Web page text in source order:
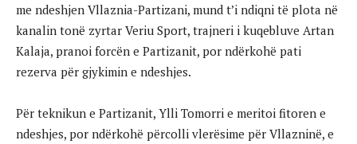
me ndeshjen Vllaznia-Partizani, mund t’i ndiqni të plota në
kanalin tonë zyrtar Veriu Sport, trajneri i kuqebluve Artan
Kalaja, pranoi forcën e Partizanit, por ndërkohë pati
rezerva për gjykimin e ndeshjes.
Për teknikun e Partizanit, Ylli Tomorri e meritoi fitoren e
ndeshjes, por ndërkohë përcolli vlerësime për Vllazninë, e